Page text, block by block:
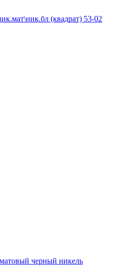
(квадрат) 53-02
черный никель